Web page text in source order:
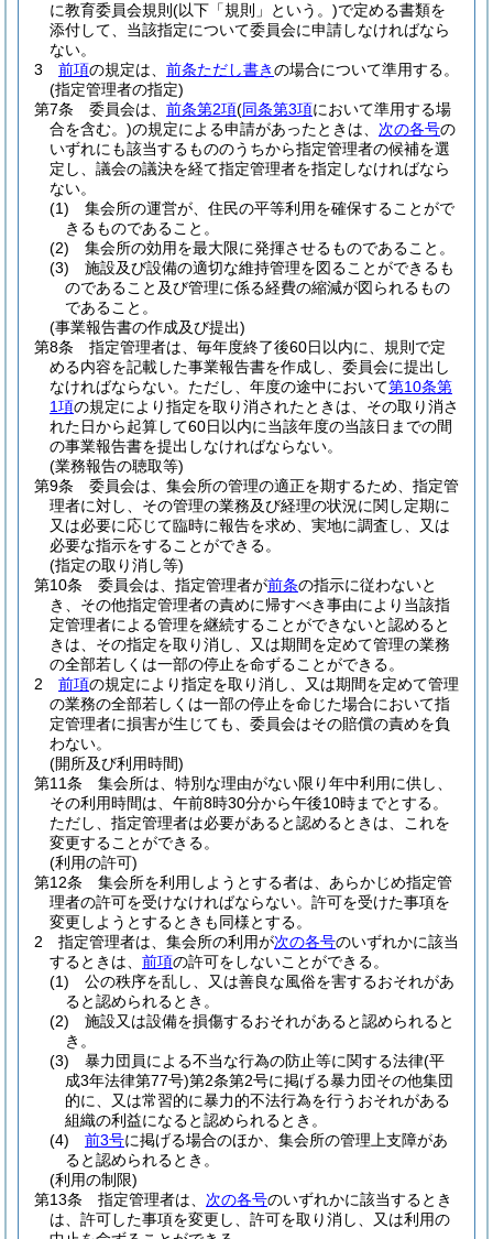
に教育委員会規則 (以下「規則」という。)で定める書類を
添付して、当該指定について委員会に申請しなければなら
ない。
3
前項の規定は、 前条ただし書きの場合について準用する。
(指定管理者の指定)
第7条
委員会は、 前条第2項(同条第3項において準用する場
合を含む。)の規定による申請があったときは、 次の各号の
いずれにも該当するもののうちから指定管理者の候補を選
定し、議会の議決を経て指定管理者を指定しなければなら
ない。
(1)
集会所の運営が、住民の平等利用を確保することがで
きるものであること。
(2)
集会所の効用を最大限に発揮させるものであること。
(3)
施設及び設備の適切な維持管理を図ることができるも
のであること及び管理に係る経費の縮減が図られるもの
であること。
(事業報告書の作成及び提出)
第8条
指定管理者は、毎年度終了後60日以内に、規則で定
める内容を記載した事業報告書を作成し、委員会に提出し
なければならない。 ただし、年度の途中において第10条第
1項の規定により指定を取り消されたときは、その取り消さ
れた日から起算して60日以内に当該年度の当該日までの間
の事業報告書を提出しなければならない。
(業務報告の聴取等)
第9条
委員会は、集会所の管理の適正を期するため、指定管
理者に対し、その管理の業務及び経理の状況に関し定期に
又は必要に応じて臨時に報告を求め、実地に調査し、又は
必要な指示をすることができる。
(指定の取り消し等)
第10条
委員会は、指定管理者が前条の指示に従わないと
き、その他指定管理者の責めに帰すべき事由により当該指
定管理者による管理を継続することができないと認めると
きは、その指定を取り消し、又は期間を定めて管理の業務
の全部若しくは一部の停止を命ずることができる。
2
前項の規定により指定を取り消し、又は期間を定めて管理
の業務の全部若しくは一部の停止を命じた場合において指
定管理者に損害が生じても、委員会はその賠償の責めを負
わない。
(開所及び利用時間)
第11条
集会所は、特別な理由がない限り年中利用に供し、
その利用時間は、午前8時30分から午後10時までとする。
ただし、指定管理者は必要があると認めるときは、これを
変更することができる。
(利用の許可)
第12条
集会所を利用しようとする者は、あらかじめ指定管
理者の許可を受けなければならない。 許可を受けた事項を
変更しようとするときも同様とする。
2
指定管理者は、集会所の利用が次の各号のいずれかに該当
するときは、 前項の許可をしないことができる。
(1)
公の秩序を乱し、又は善良な風俗を害するおそれがあ
ると認められるとき。
(2)
施設又は設備を損傷するおそれがあると認められると
き。
(3)
暴力団員による不当な行為の防止等に関する法律(平
成3年法律第77号)第2条第2号に掲げる暴力団その他集団
的に、又は常習的に暴力的不法行為を行うおそれがある
組織の利益になると認められるとき。
(4)
前3号に掲げる場合のほか、集会所の管理上支障があ
ると認められるとき。
(利用の制限)
第13条
指定管理者は、 次の各号のいずれかに該当するとき
は、許可した事項を変更し、許可を取り消し、又は利用の